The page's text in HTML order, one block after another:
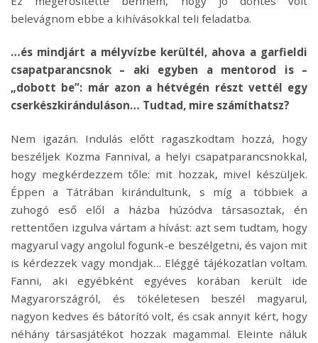
belevágnom ebbe a kihívásokkal teli feladatba.
…és mindjárt a mélyvízbe kerültél, ahova a garfieldi
csapatparancsnok – aki egyben a mentorod is –
„dobott be”: már azon a hétvégén részt vettél egy
cserkészkiránduláson… Tudtad, mire számíthatsz?
Nem igazán. Indulás előtt ragaszkodtam hozzá, hogy
beszéljek Kozma Fannival, a helyi csapatparancsnokkal,
hogy megkérdezzem tőle: mit hozzak, mivel készüljek.
Éppen a Tátrában kirándultunk, s míg a többiek a
zuhogó eső elől a házba húzódva társasoztak, én
rettentően izgulva vártam a hívást: azt sem tudtam, hogy
magyarul vagy angolul fogunk-e beszélgetni, és vajon mit
is kérdezzek vagy mondjak… Eléggé tájékozatlan voltam.
Fanni, aki egyébként egyéves korában került ide
Magyarországról, és tökéletesen beszél magyarul,
nagyon kedves és bátorító volt, és csak annyit kért, hogy
néhány társasjátékot hozzak magammal. Eleinte náluk